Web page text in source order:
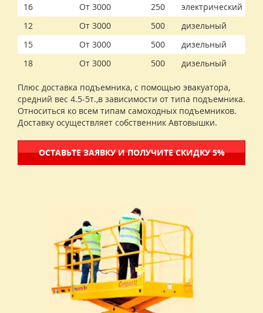
16
От 3000 250
электрический
12
От 3000 500
дизельный
15
От 3000 500
дизельный
18
От 3000 500 дизельный
Плюс доставка подъемника, с помощью эвакуатора,
средний вес 4.5-5т.,в зависимости от типа подъемника.
Относиться ко всем типам самоходных подъемников.
Доставку осуществляет собственник Автовышки.
ОСТАВЬТЕ ЗАЯВКУ И ПОЛУЧИТЕ СКИДКУ 5%